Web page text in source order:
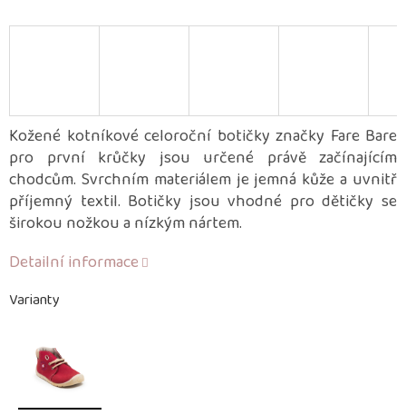
Varianty
Kožené kotníkové celoroční botičky značky Fare Bare
pro první krůčky jsou určené právě začínajícím
chodcům. Svrchním materiálem je jemná kůže a uvnitř
příjemný textil. Botičky jsou vhodné pro dětičky se
širokou nožkou a nízkým nártem.
Detailní informace